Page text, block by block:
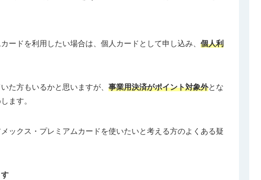
ードを利用したい場合は、個人カードとして申し込み、 個人利
た方もいるかと思いますが、 事業用決済がポイント対象外とな
ます。
ックス・プレミアムカードを使いたいと考える方のよくある疑